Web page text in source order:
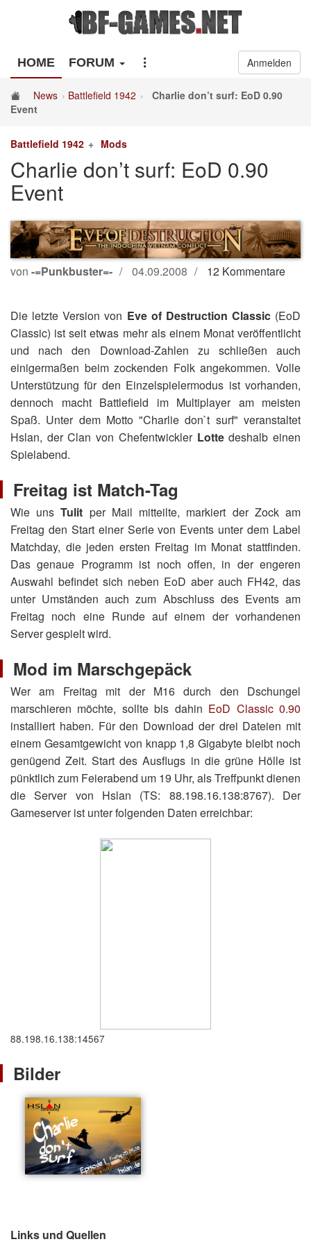
HOME FORUM Anmelden
News Battlefield 1942
Charlie don’t surf: EoD 0.90
Event
Battlefield 1942 Mods
Charlie don’t surf: EoD 0.90
Event
von -=Punkbuster=- 04.09.2008 12 Kommentare
Die letzte Version von Eve of Destruction Classic(EoD
Classic) ist seit etwas mehr als einem Monat veröffentlicht
und nach den Download-Zahlen zu schließen auch
einigermaßen beim zockenden Folk angekommen. Volle
Unterstützung für den Einzelspielermodus ist vorhanden,
dennoch macht Battlefield im Multiplayer am meisten
Spaß. Unter dem Motto "Charlie don`t surf" veranstaltet
Hslan, der Clan von Chefentwickler Lottedeshalb einen
Spielabend.
Freitag ist Match-Tag
Wie unsTulit per Mail mitteilte, markiert der Zock am
Freitag den Start einer Serie von Events unter dem Label
Matchday, die jeden ersten Freitag im Monat stattfinden.
Das genaue Programm ist noch offen, in der engeren
Auswahl befindet sich neben EoD aber auch FH42, das
unter Umständen auch zum Abschluss des Events am
Freitag noch eine Runde auf einem der vorhandenen
Server gespielt wird.
Mod im Marschgepäck
Wer am Freitag mit der M16 durch den Dschungel
marschieren möchte, sollte bis dahin EoD Classic 0.90
installiert haben. Für den Download der drei Dateien mit
einem Gesamtgewicht von knapp 1,8 Gigabyte bleibt noch
genügend Zeit. Start des Ausflugs in die grüne Hölle ist
pünktlich zum Feierabend um 19 Uhr, als Treffpunkt dienen
die Server von Hslan (TS: 88.198.16.138:8767). Der
Gameserver ist unter folgenden Daten erreichbar:
88.198.16.138:14567
Bilder
Links und Quellen